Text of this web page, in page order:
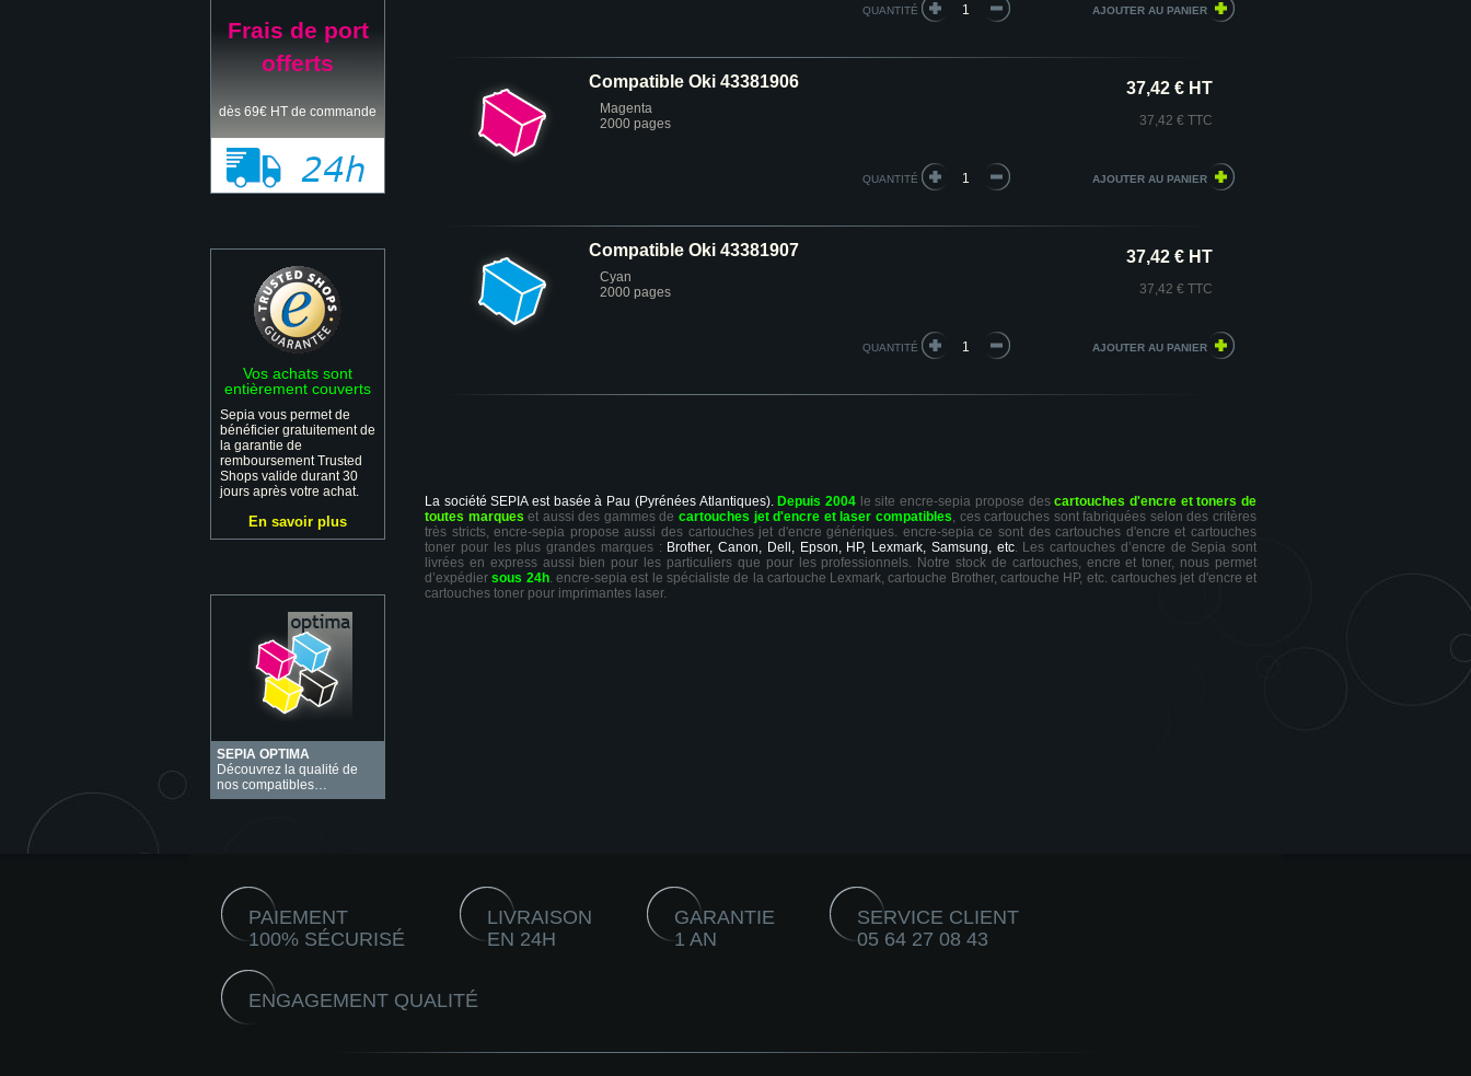
Frais de port
offerts
dès 69€ HT de commande
Vos achats sont
entièrement couverts
Sepia vous permet de
bénéficier gratuitement de
la garantie de
remboursement Trusted
Shops valide durant 30
jours après votre achat.
En savoir plus
SEPIA OPTIMA
Découvrez la qualité de
nos compatibles…
QUANTITÉ
Compatible Oki 43381906
Magenta
2000 pages
37,42 € HT
37,42 € TTC
QUANTITÉ
Compatible Oki 43381907
Cyan
2000 pages
37,42 € HT
37,42 € TTC
QUANTITÉ
La société SEPIA est basée à Pau (Pyrénées Atlantiques). Depuis 2004 le site encre-sepia propose descartouches d'encre et toners de
toutes marques et aussi des gammes decartouches jet d'encre et laser compatibles, ces cartouches sont fabriquées selon des critères
très stricts, encre-sepia propose aussi des cartouches jet d'encre génériques. encre-sepia ce sont des cartouches d'encre et cartouches
toner pour les plus grandes marques : Brother, Canon, Dell, Epson, HP, Lexmark, Samsung, etc. Les cartouches d’encre de Sepia sont
livrées en express aussi bien pour les particuliers que pour les professionnels. Notre stock de cartouches, encre et toner, nous permet
d’expédiersous 24h. encre-sepia est le spécialiste de la cartouche Lexmark, cartouche Brother, cartouche HP, etc. cartouches jet d'encre et
cartouches toner pour imprimantes laser.
PAIEMENT
100% SÉCURISÉ
LIVRAISON
EN 24H
GARANTIE
1 AN
SERVICE CLIENT
05 64 27 08 43
ENGAGEMENT QUALITÉ